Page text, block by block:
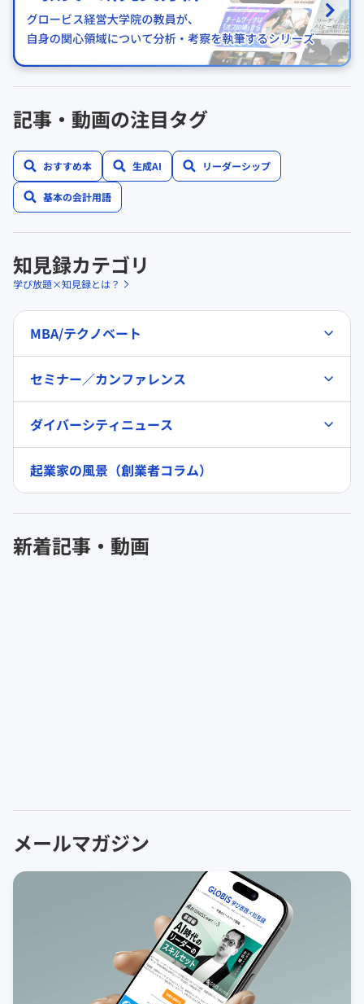
記事・動画の注目タグ
おすすめ本 生成AI リーダーシップ
基本の会計用語
知見録カテゴリ
学び放題×知見録とは？
MBA/テクノベート
セミナー／カンファレンス
ダイバーシティニュース
起業家の風景（創業者コラム）
新着記事・動画
メールマガジン